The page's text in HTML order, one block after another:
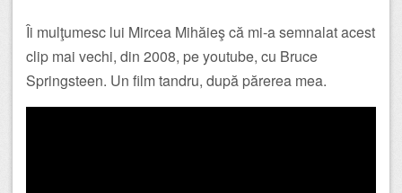
Îi mulţumesc lui Mircea Mihăieş că mi-a semnalat acest
clip mai vechi, din 2008, pe youtube, cu Bruce
Springsteen. Un film tandru, după părerea mea.